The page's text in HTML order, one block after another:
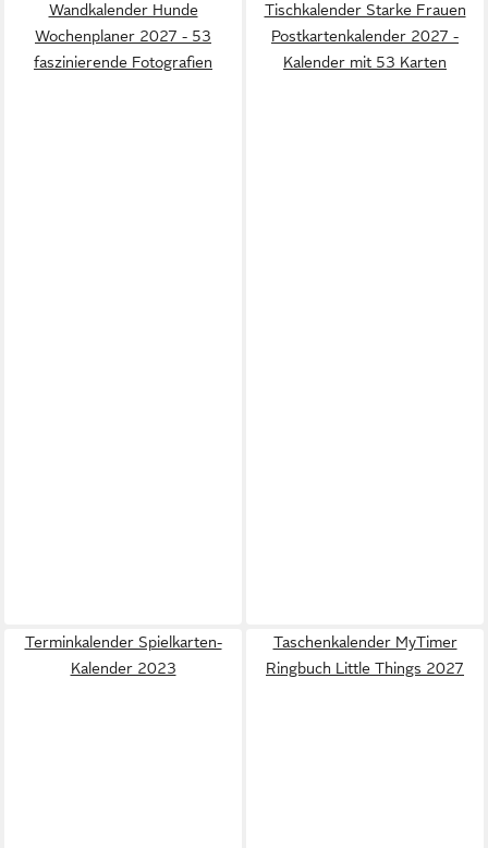
Wandkalender Hunde
Wochenplaner 2027 - 53
faszinierende Fotografien
Tischkalender Starke Frauen
Postkartenkalender 2027 -
Kalender mit 53 Karten
Terminkalender Spielkarten-
Kalender 2023
Taschenkalender MyTimer
Ringbuch Little Things 2027